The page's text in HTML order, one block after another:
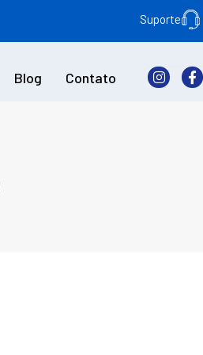
Suporte
Blog Contato